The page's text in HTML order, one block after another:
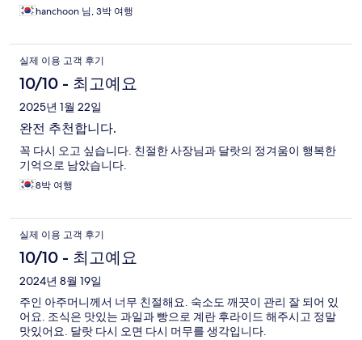
hanchoon 님, 3박 여행
실제 이용 고객 후기
10/10 - 최고예요
2025년 1월 22일
완전 추천합니다.
꼭 다시 오고 싶습니다. 친절한 사장님과 달랏의 정겨움이 행복한
기억으로 남았습니다.
8박 여행
실제 이용 고객 후기
10/10 - 최고예요
2024년 8월 19일
주인 아주머니께서 너무 친절해요. 숙소도 깨끗이 관리 잘 되어 있
어요. 조식은 맛있는 과일과 빵으로 계란 후라이드 해주시고 정말
맛있어요. 달랏 다시 오면 다시 머무를 생각입니다.